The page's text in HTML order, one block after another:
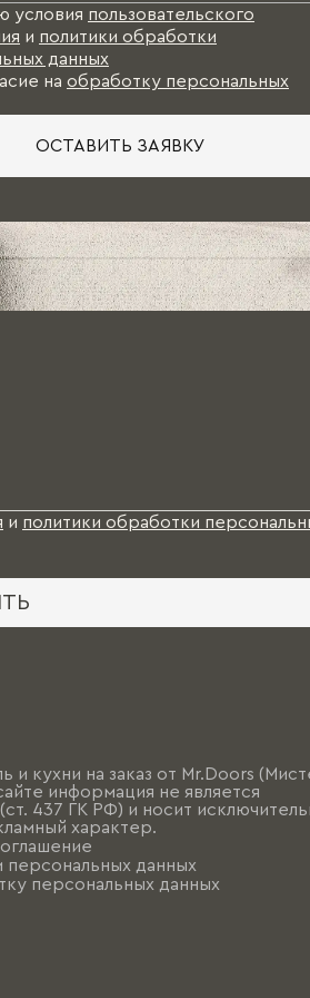
условия пользовательского
и политики обработки
данных
на обработку персональных
ОСТАВИТЬ ЗАЯВКУ
и политики обработки
и кухни на заказ от Mr.Doors
информация не является
437 ГК РФ) и носит
характер.
персональных данных
персональных данных